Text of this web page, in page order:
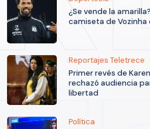
¿Se vende la
camiseta de Vozinha
Reportajes Teletrece
Primer revés de
rechazó audiencia
libertad
Política